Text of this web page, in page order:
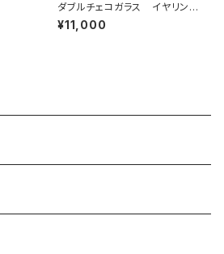
ダブルチェコガラス イヤリン
グ・ピアス
¥11,000